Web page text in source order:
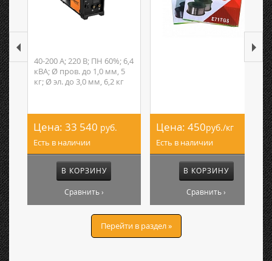
40-200 А; 220 В; ПН 60%; 6,4
кВА; Ø пров. до 1,0 мм, 5
кг; Ø эл. до 3,0 мм, 6,2 кг
Цена: 33 540 руб.
Есть в наличии
В КОРЗИНУ
Сравнить ›
Цена: 450руб./кг
Есть в наличии
В КОРЗИНУ
Сравнить ›
Перейти в раздел »